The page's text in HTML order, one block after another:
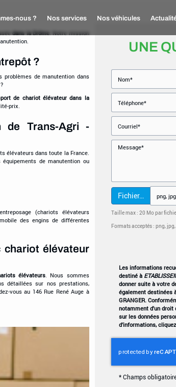
nous ? Nos services Nos véhicules
dans la Drôme. Notre mission
?
problèmes de manutention dans
de chariot élévateur dans la
prix.
de Trans-Agri -
élévateurs dans toute la France.
de manutention ou
(chariots élévateurs
des engins de différentes
chariot élévateur
élévateurs. Nous sommes
détaillées sur nos prestations,
vous au 146 Rue René Auge à
UNE
Fichier…
Taille max : 20 Mo par
Formats acceptés : png,
Les informations
destiné à
donner suite à votre
également destinées
GRANGER.
notamment d'un droit
sur les données
d’informations, cliquez
*Champs